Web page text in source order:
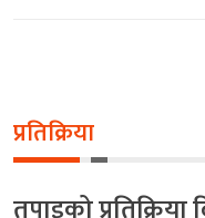
प्रतिक्रिया